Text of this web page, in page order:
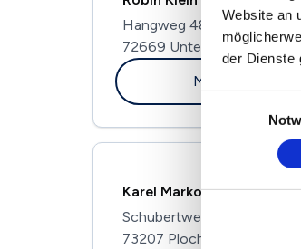
Website an
der Dienste
Hangweg 48
72669 Unterensingen
Maklerprofil
Karel Markoc – Das
Schubertweg 1
73207 Plochingen